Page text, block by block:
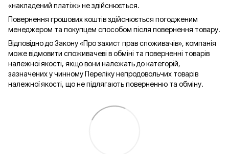
«накладений платіж» не здійснюється.
Повернення грошових коштів здійснюється погодженим
менеджером та покупцем способом після повернення товару.
Відповідно до Закону «Про захист прав споживачів», компанія
може відмовити споживачеві в обміні та поверненні товарів
належної якості, якщо вони належать до категорій,
зазначених у чинному Переліку непродовольчих товарів
належної якості, що не підлягають поверненню та обміну.